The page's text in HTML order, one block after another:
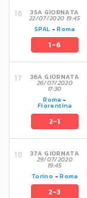
35A GIORNATA
22/07/2020 19:45
SPAL -Roma
1-6
36A GIORNATA
26/07/2020
17:30
Roma -
Fiorentina
2-1
37A GIORNATA
29/07/2020
19:45
Torino -Roma
2-3